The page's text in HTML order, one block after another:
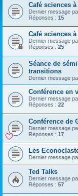
Café sciences
Dernier message
Réponses : 15
Café sciences
Dernier message
Réponses : 25
Séance de
transitions
Dernier message
Conférence en
Dernier message
Réponses : 22
Conférence de
Dernier message
Réponses : 17
Les
Dernier message
Ted Talks
Dernier message
Réponses : 57